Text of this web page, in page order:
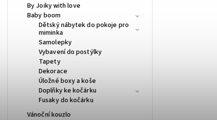
By Joiky with love
Baby boom
Dětský nábytek do pokoje pro
miminka
Samolepky
Vybavení do postýlky
Tapety
Dekorace
Úložné boxy a koše
Doplňky ke kočárku
Fusaky do kočárku
Vánoční kouzlo